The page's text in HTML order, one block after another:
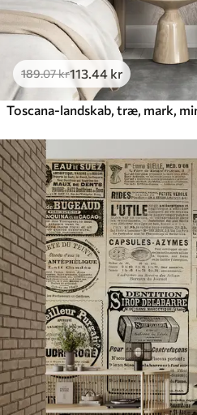
189.07kr113.44 kr